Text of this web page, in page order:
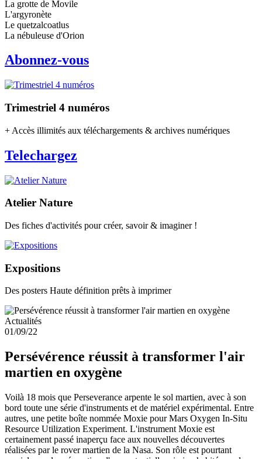
La grotte de Movile
L'argyronète
Le quetzalcoatlus
La nébuleuse d'Orion
Abonnez-vous
Trimestriel 4 numéros
+ Accès illimités aux téléchargements & archives numériques
Telechargez
Atelier Nature
Des fiches d'activités pour créer, savoir & imaginer !
Expositions
Des posters Haute définition prêts à imprimer
Actualités
01/09/22
Persévérence réussit à transformer l'air
martien en oxygène
Voilà 18 mois que Perseverance arpente le sol martien, avec à son
bord toute une série d'instruments et de matériel expérimental. Entre
autres, une petite boîte nommée Moxie pour Mars Oxygen In-Situ
Resource Utilization Experiment. L'instrument Moxie est
certainement passé inaperçu face aux nouvelles découvertes
réalisées par le rover martien de la Nasa. Son rôle est pourtant